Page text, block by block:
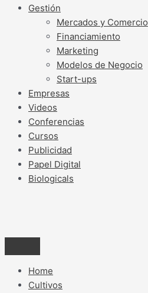
Gestión
Mercados y Comercio
Financiamiento
Marketing
Modelos de Negocio
Start-ups
Empresas
Videos
Conferencias
Cursos
Publicidad
Papel Digital
Biologicals
Home
Cultivos